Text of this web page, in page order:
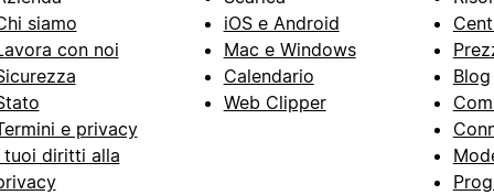
siamo
con noi
e privacy
tuoi diritti alla
iOS e Android
Mac e Windows
Calendario
Web Clipper
Blog